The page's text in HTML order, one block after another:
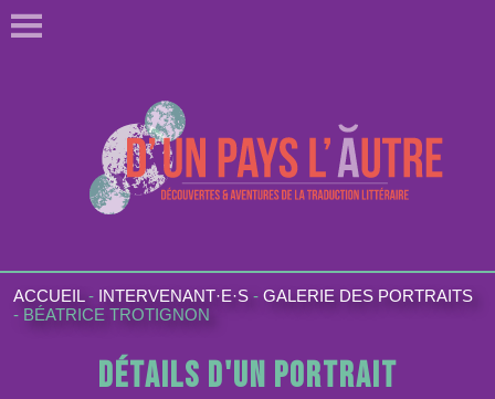
ACCUEIL- INTERVENANT·E·S - GALERIE DES PORTRAITS
- BÉATRICE TROTIGNON
Détails d'un portrait